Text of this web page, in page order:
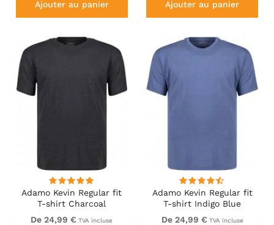
Ajouter au panier Ajouter au panier
Adamo Kevin Regular fit
T-shirt Charcoal
De 24,99 € TVA incluse
Adamo Kevin Regular fit
T-shirt Indigo Blue
De 24,99 € TVA incluse